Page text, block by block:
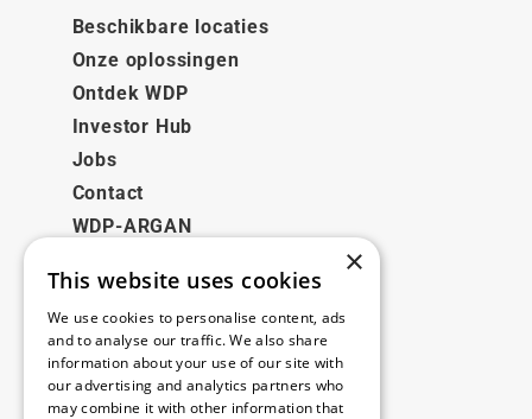
Beschikbare locaties
Onze oplossingen
Ontdek WDP
Investor Hub
Jobs
Contact
WDP-ARGAN
Juridisch
Disclaimer
Privacybeleid
Cookie Policy
×
This website uses cookies
We use cookies to personalise content, ads
and to analyse our traffic. We also share
information about your use of our site with
our advertising and analytics partners who
may combine it with other information that